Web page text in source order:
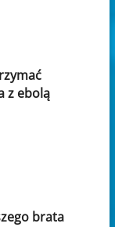
z ebolą
brata